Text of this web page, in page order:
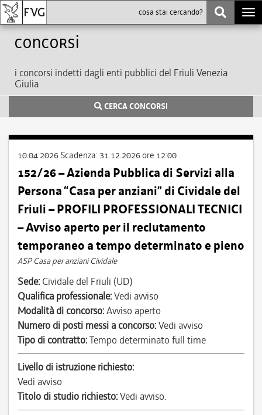
Concorsi
i concorsi indetti dagli enti pubblici del Friuli Venezia
Giulia
CERCA CONCORSI
10.04.2026 Scadenza: 31.12.2026 ore 12:00
152/26 – Azienda Pubblica di Servizi alla
Persona “Casa per anziani” di Cividale del
Friuli – PROFILI PROFESSIONALI TECNICI
– Avviso aperto per il reclutamento
temporaneo a tempo determinato e pieno
ASP Casa per anziani Cividale
Sede: Cividale del Friuli (UD)
Qualifica professionale:Vedi avviso
Modalità di concorso:Avviso aperto
Numero di posti messi a concorso:Vedi avviso
Tipo di contratto:Tempo determinato full time
Livello di istruzione richiesto:
Vedi avviso
Titolo di studio richiesto:Vedi avviso.